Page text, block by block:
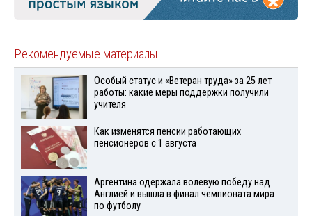
Рекомендуемые материалы
Особый статус и «Ветеран труда» за 25 лет
работы: какие меры поддержки получили
учителя
Как изменятся пенсии работающих
пенсионеров с 1 августа
Аргентина одержала волевую победу над
Англией и вышла в финал чемпионата мира
по футболу